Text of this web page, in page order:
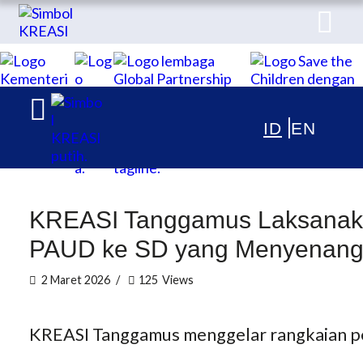
KREASI Kolaborasi untuk Edukasi Anak Indonesia
TENTANG
PUBLIKASI
ARTIKEL & BERITA
KREASI Tanggamus
PAUD ke SD yang
2 Maret 2026 125 Views
KREASI Tanggamus menggelar rangkaian